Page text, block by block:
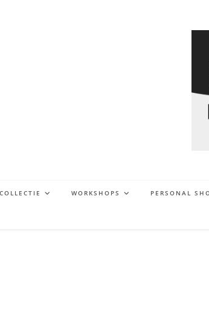
COLLECTIE WORKSHOPS PERSONAL